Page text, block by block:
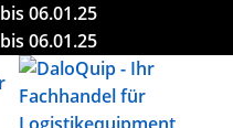
06.01.25
06.01.25